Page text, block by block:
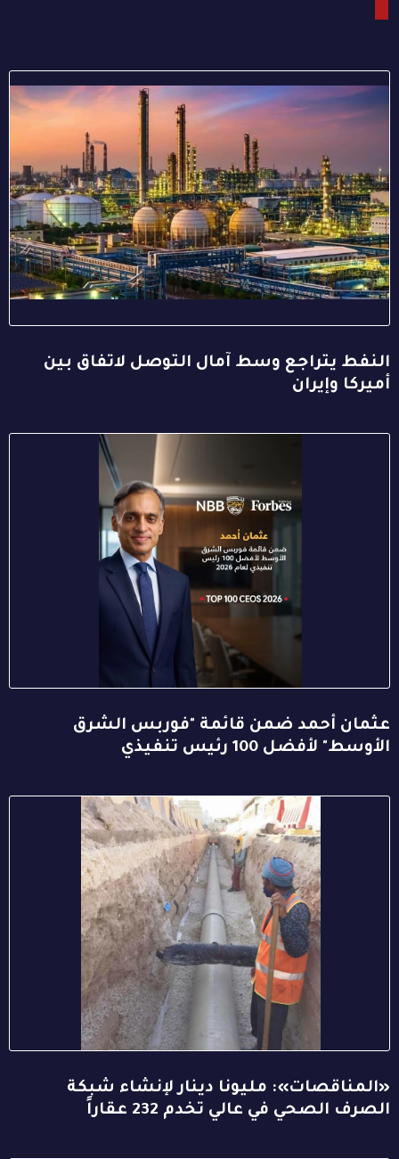
النفط يتراجع وسط آمال التوصل لاتفاق بين
أميركا وإيران
عثمان أحمد ضمن قائمة "فوربس الشرق
الأوسط" لأفضل 100 رئيس تنفيذي
«المناقصات»: مليونا دينار لإنشاء شبكة
الصرف الصحي في عالي تخدم 232 عقاراً